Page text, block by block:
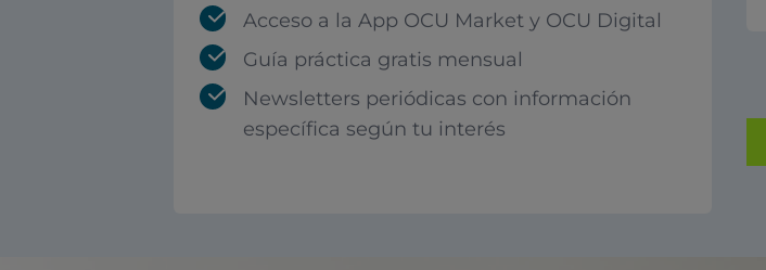
Acceso a la App OCU Market y OCU Digital
Guía práctica gratis mensual
Newsletters periódicas con información
específica según tu interés